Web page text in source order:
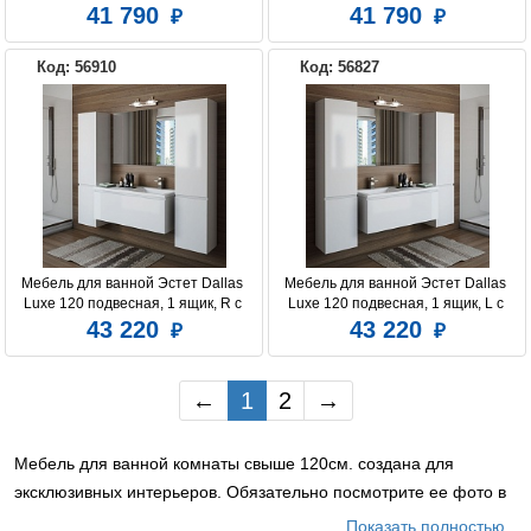
раковиной слева
41 790 раковиной
41 790
Код: 56910
Мебель для ванной Эстет Dallas
Luxe 120 подвесная, 1 ящик, R с
раковиной
43 220
Код: 56827
Мебель для ванной Эстет Dallas
Luxe 120 подвесная, 1 ящик, L с
раковиной
43 220
← 1 2 →
Мебель для ванной комнаты свыше 120см. создана для
эксклюзивных интерьеров. Обязательно посмотрите ее фото в
приставном и подвесном виде. Возможно это тот вариант,
Показать полностью